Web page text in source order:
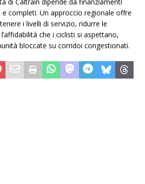
completi. Un approccio regionale offre
i livelli di servizio, ridurre le
che i ciclisti si aspettano,
bloccate su corridoi congestionati.